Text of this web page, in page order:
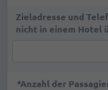
Zieladresse und
nicht in einem Hotel
*Anzahl der